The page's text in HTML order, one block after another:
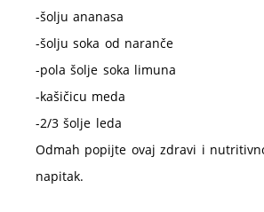
-šolju ananasa
-šolju soka od naranče
-pola šolje soka limuna
-kašičicu meda
-2/3 šolje leda
Odmah popijte ovaj zdravi i
napitak.